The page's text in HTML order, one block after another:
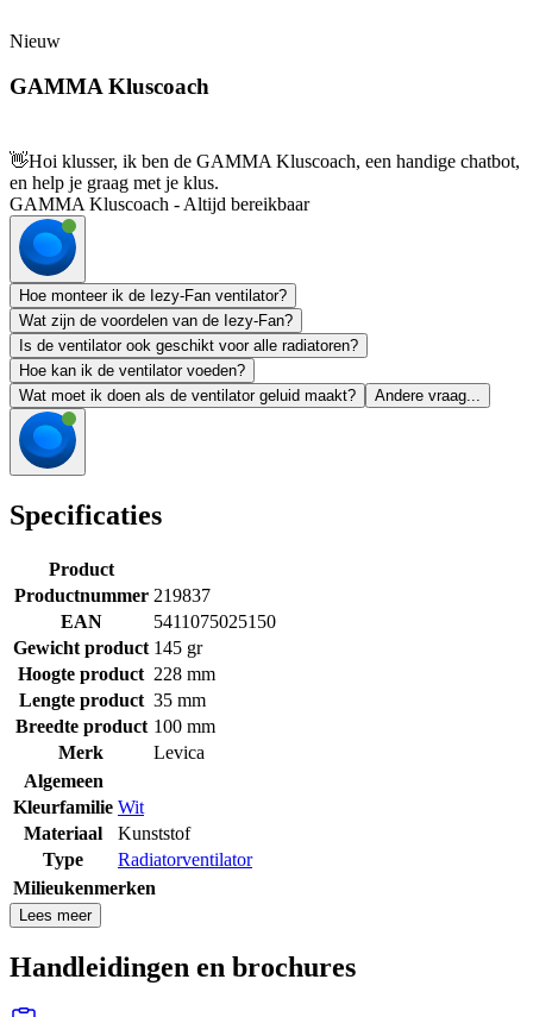
Nieuw
GAMMA Kluscoach
👋Hoi klusser, ik ben de GAMMA Kluscoach, een handige chatbot,
en help je graag met je klus.
GAMMA Kluscoach - Altijd bereikbaar
Hoe monteer ik de Iezy-Fan ventilator?
Wat zijn de voordelen van de Iezy-Fan?
Is de ventilator ook geschikt voor alle radiatoren?
Hoe kan ik de ventilator voeden?
Wat moet ik doen als de ventilator geluid maakt?
Andere vraag...
Specificaties
Product
Productnummer 219837
EAN
5411075025150
Gewicht product 145 gr
Hoogte product 228 mm
Lengte product 35 mm
Breedte product 100 mm
Merk
Levica
Algemeen
Kleurfamilie Wit
Materiaal
Kunststof
Type
Radiatorventilator
Milieukenmerken
Lees meer
Handleidingen en brochures